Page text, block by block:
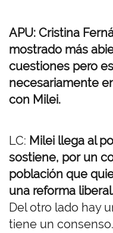
APU: Cristina
mostrado más
cuestiones pero
necesariamente
con Milei.
LC: Milei llega al
sostiene, por un
población que
una reforma
Del otro lado hay
tiene un